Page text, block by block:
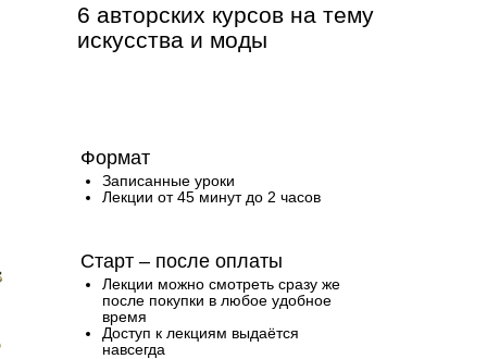
Формат
Старт – после оплаты
Записанные уроки
Лекции от 45 минут до 2 часов
Лекции можно смотреть сразу же
после покупки в любое удобное
время
Доступ к лекциям выдаётся
навсегда
6 авторских курсов на тему
искусства и моды